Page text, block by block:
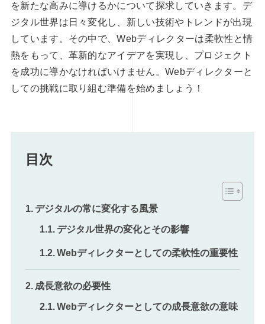
を新たな高みに導けるかについて探求していきます。デ
ジタル世界は日々変化し、新しい技術やトレンドが出現
しています。その中で、Webディレクターは柔軟性と情
熱をもって、革新的なアイデアを実現し、プロジェクト
を成功に導かなければいけません。Webディレクターと
しての挑戦に取り組む準備を始めましょう！
目次
デジタルの常に変化する風景
デジタル世界の変化とその影響
Webディレクターとしての柔軟性の重要性
成長意欲の必要性
Webディレクターとしての成長意欲の意味